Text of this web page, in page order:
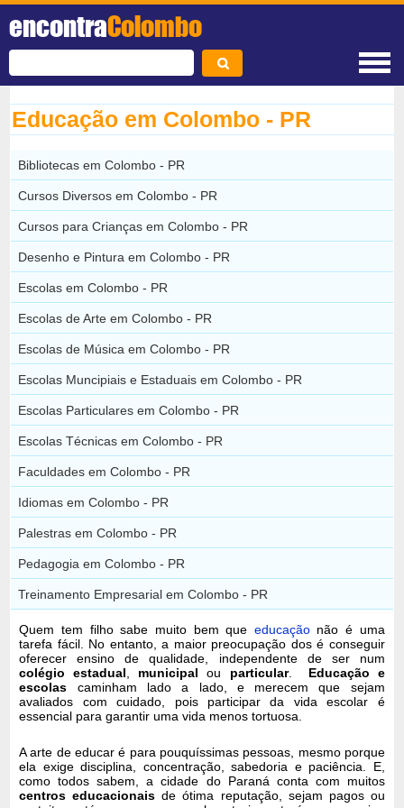
encontraColombo
Educação em Colombo - PR
Bibliotecas em Colombo - PR
Cursos Diversos em Colombo - PR
Cursos para Crianças em Colombo - PR
Desenho e Pintura em Colombo - PR
Escolas em Colombo - PR
Escolas de Arte em Colombo - PR
Escolas de Música em Colombo - PR
Escolas Muncipiais e Estaduais em Colombo - PR
Escolas Particulares em Colombo - PR
Escolas Técnicas em Colombo - PR
Faculdades em Colombo - PR
Idiomas em Colombo - PR
Palestras em Colombo - PR
Pedagogia em Colombo - PR
Treinamento Empresarial em Colombo - PR
Quem tem filho sabe muito bem que educaçãonão é uma
tarefa fácil. No entanto, a maior preocupação dos é conseguir
oferecer ensino de qualidade, independente de ser num
colégio estadual
municipal ou particular. Educação e
escolas caminham lado a lado, e merecem que sejam
avaliados com cuidado, pois participar da vida escolar é
essencial para garantir uma vida menos tortuosa.
A arte de educar é para pouquíssimas pessoas, mesmo porque
ela exige disciplina, concentração, sabedoria e paciência. E,
como todos sabem, a cidade do Paraná conta com muitos
centros educacionais de ótima reputação, sejam pagos ou